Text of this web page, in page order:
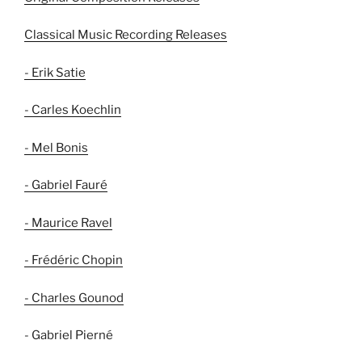
Classical Music Recording Releases
- Erik Satie
- Carles Koechlin
- Mel Bonis
- Gabriel Fauré
- Maurice Ravel
- Frédéric Chopin
- Charles Gounod
- Gabriel Pierné